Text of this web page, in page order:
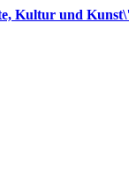
Kultur und